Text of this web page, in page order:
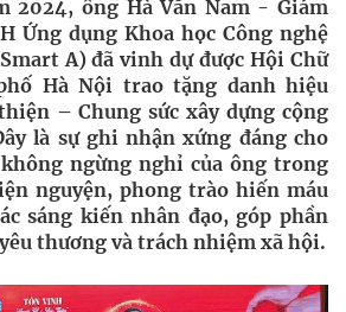
2024, ông Hà Văn Nam - Giám
Ứng dụng Khoa học Công nghệ
A) đã vinh dự được Hội Chữ
Hà Nội trao tặng danh hiệu
– Chung sức xây dựng cộng
là sự ghi nhận xứng đáng cho
ngừng nghỉ của ông trong
nguyện, phong trào hiến máu
sáng kiến nhân đạo, góp phần
thương và trách nhiệm xã hội.